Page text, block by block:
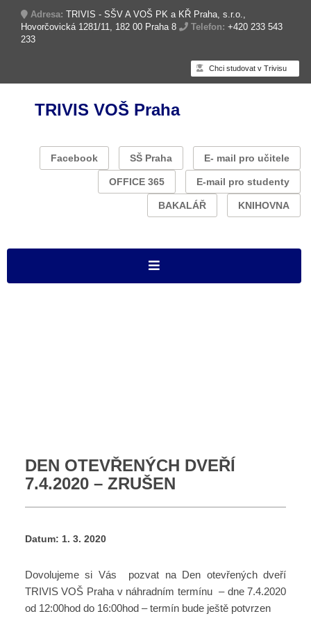
Adresa: TRIVIS - SŠV A VOŠ PK a KŘ Praha, s.r.o.,
Hovorčovická 1281/11, 182 00 Praha 8
Telefon: +420 233 543
233
Chci studovat v Trivisu
TRIVIS VOŠ Praha
Facebook SŠ Praha E- mail pro učitele
OFFICE 365 E-mail pro studenty
BAKALÁŘ KNIHOVNA
DEN OTEVŘENÝCH DVEŘÍ
7.4.2020 – ZRUŠEN
Datum: 1. 3. 2020
Dovolujeme si Vás pozvat na Den otevřených dveří
TRIVIS VOŠ Praha v náhradním termínu – dne 7.4.2020
od 12:00hod do 16:00hod – termín bude ještě potvrzen